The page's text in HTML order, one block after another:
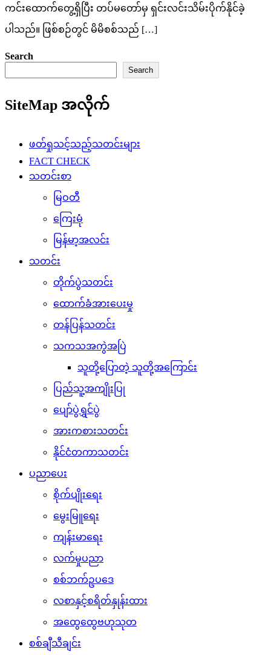
ကင်းထောက်တွေ့ရှိပြီး တပ်မတော်မှ ရှင်းလင်းသိမ်းပိုက်နိုင်ခဲ့
ပါသည်။ ဖြစ်စဉ်တွင် မိမိစစ်သည် […]
Search
Search
SiteMap အလိုက်
ဖတ်ရှုသင့်သည့်သတင်းများ
FACT CHECK
သတင်းစာ
မြဝတီ
ကြေးမုံ
မြန်မာ့အလင်း
သတင်း
တိုက်ပွဲသတင်း
ထောက်ခံအားပေးမှု
တန်ပြန်သတင်း
သကသအကွဲအပြဲ
သူတို့ပြောတဲ့ သူတို့အကြောင်း
ပြည်သူ့အကျိုးပြု
ပျော်ပွဲရွှင်ပွဲ
အားကစားသတင်း
နိုင်ငံတကာသတင်း
ပညာပေး
စိုက်ပျိုးရေး
မွေးမြူရေး
ကျန်းမာရေး
လက်မှုပညာ
စစ်ဘက်ဥပဒေ
လစာနှင့်စရိတ်နှုန်းထား
အထွေထွေဗဟုသုတ
စစ်ချီသီချင်း